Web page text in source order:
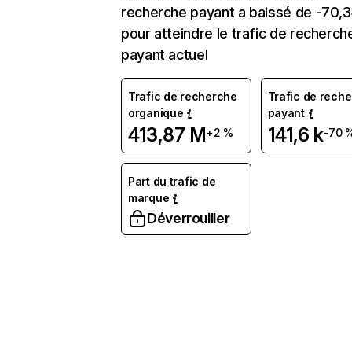
recherche payant a baissé de -
pour atteindre le trafic de
payant actuel
Trafic de recherche
organique
413,87 M+2 %
Trafic de
payant
141,6 k-70
Part du trafic de
marque
Déverrouiller